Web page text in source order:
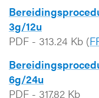
3g/12u
PDF - 313.24 Kb (
6g/24u
PDF - 317.82 Kb